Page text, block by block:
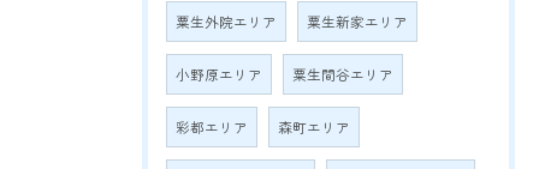
粟生外院エリア 粟生新家エリア
小野原エリア 粟生間谷エリア
彩都エリア 森町エリア